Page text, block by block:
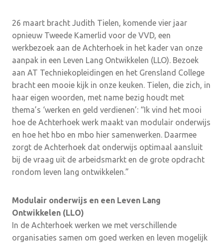
26 maart bracht Judith Tielen, komende vier jaar
opnieuw Tweede Kamerlid voor de VVD, een
werkbezoek aan de Achterhoek in het kader van onze
aanpak in een Leven Lang Ontwikkelen (LLO). Bezoek
aan AT Techniekopleidingen en het Grensland College
bracht een mooie kijk in onze keuken. Tielen, die zich, in
haar eigen woorden, met name bezig houdt met
thema’s ‘werken en geld verdienen’: “Ik vind het mooi
hoe de Achterhoek werk maakt van modulair onderwijs
en hoe het hbo en mbo hier samenwerken. Daarmee
zorgt de Achterhoek dat onderwijs optimaal aansluit
bij de vraag uit de arbeidsmarkt en de grote opdracht
rondom leven lang ontwikkelen.”
Modulair onderwijs en een Leven Lang
Ontwikkelen (LLO)
In de Achterhoek werken we met verschillende
organisaties samen om goed werken en leven mogelijk